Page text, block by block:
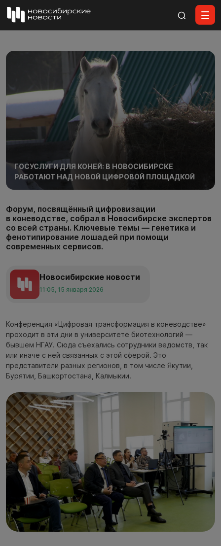
ГОСУСЛУГИ ДЛЯ КОНЕЙ: В НОВОСИБИРСКЕ
РАБОТАЮТ НАД НОВОЙ ЦИФРОВОЙ ПЛОЩАДКОЙ
Форум, посвящённый цифровизации
в коневодстве, собрал в Новосибирске экспертов
со всей страны. Ключевые темы — генетика и
фенотипирование лошадей при помощи
современных сервисов.
Новосибирские новости
11:05, 15 января 2026
Конференция «Цифровая трансформация в коневодстве»
проходит в эти дни в университете биотехнологий —
бывшем НГАУ. Сюда съехались сотрудники ведомств, так
или иначе с ней связанных с этой сферой. Это
представители разных регионов, в том числе Якутии,
Бурятии, Башкортостана, Калмыкии.